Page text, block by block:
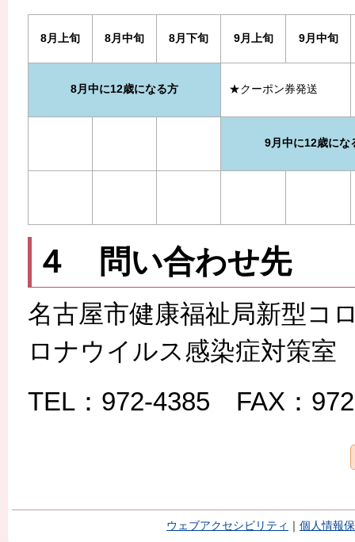
8月上旬 8月中旬 8月下旬 9月上旬 9月中旬
8月中に12歳になる方 ★クーポン券発送
9月中に12歳にな
４ 問い合わせ先
名古屋市健康福祉局新型コ
ロナウイルス感染症対策室
TEL：972-4385 FAX：
ウェブアクセシビリティ 個人情報